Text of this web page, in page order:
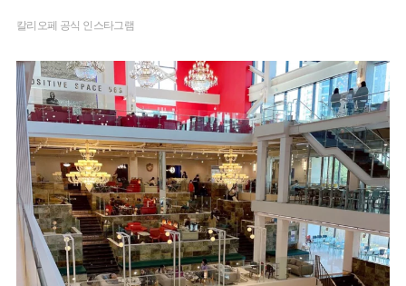
칼리오페 공식 인스타그램